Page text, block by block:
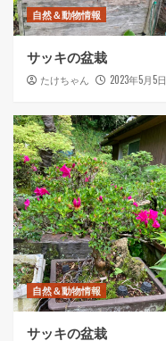
自然＆動物情報
サッキの盆栽
たけちゃん 2023年5月5日
自然＆動物情報
サッキの盆栽